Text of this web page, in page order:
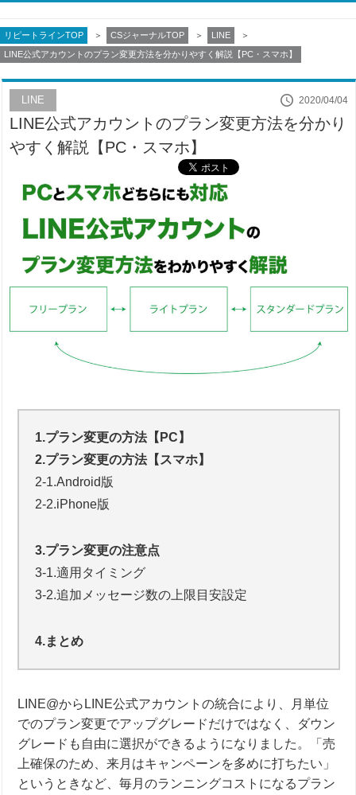
リピートラインTOP CSジャーナルTOP
LINE
LINE公式アカウントのプラン変更方法を分かりやすく解説【PC・スマホ】
LINE 2020/04/04
LINE公式アカウントのプラン変更方法を分かり
やすく解説【PC・スマホ】
1.プラン変更の方法【PC】
2.プラン変更の方法【スマホ】
2-1.Android版
2-2.iPhone版
3.プラン変更の注意点
3-1.適用タイミング
3-2.追加メッセージ数の上限目安設定
4.まとめ
LINE@からLINE公式アカウントの統合により、月単位
でのプラン変更でアップグレードだけではなく、ダウン
グレードも自由に選択ができるようになりました。「売
上確保のため、来月はキャンペーンを多めに打ちたい」
というときなど、毎月のランニングコストになるプラン